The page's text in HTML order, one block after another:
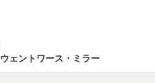
ウェントワース・ミラー